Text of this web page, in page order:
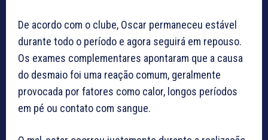
De acordo com o clube, Oscar permaneceu estável
durante todo o período e agora seguirá em repouso.
Os exames complementares apontaram que a causa
do desmaio foi uma reação comum, geralmente
provocada por fatores como calor, longos períodos
em pé ou contato com sangue.